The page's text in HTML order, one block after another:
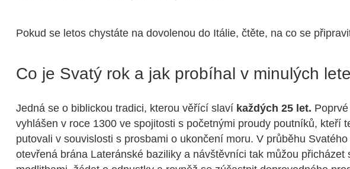
Pokud se letos chystáte na dovolenou do Itálie, čtěte, na co se
Co je Svatý rok a jak probíhal v minulých
Jedná se o biblickou tradici, kterou věřící slaví každých 25 let.
vyhlášen v roce 1300 ve spojitosti s početnými proudy poutníků, kteří
putovali v souvislosti s prosbami o ukončení moru. V průběhu
otevřená brána Lateránské baziliky a návštěvníci tak můžou přicházet